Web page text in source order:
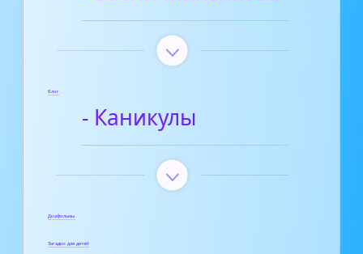
Блог
- Каникулы
Диафильмы
Загадки для детей